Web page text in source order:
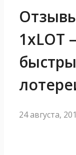
1xLOT
24 августа,